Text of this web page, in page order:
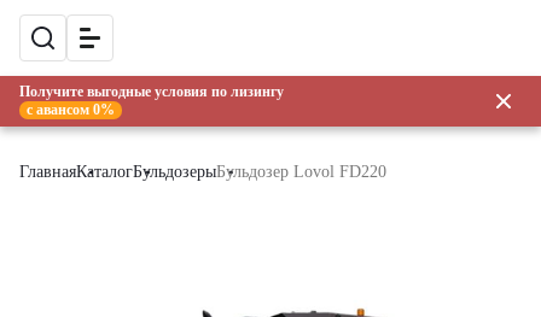
Получите выгодные условия по лизингу
с авансом 0%
ГлавнаяКаталогБульдозерыБульдозер Lovol FD220